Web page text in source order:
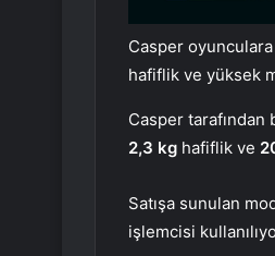
Casper
hafiflik ve yüksek
Casper
2,3 kg hafiflik ve
Satışa sunulan
işlemcisi